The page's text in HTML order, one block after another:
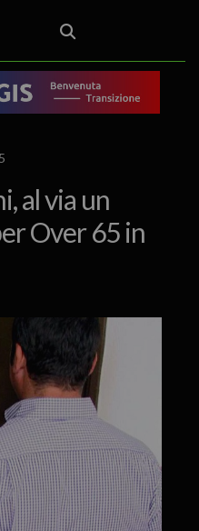
VICENZA E PROVINCIA
ATTUALITA’ POLITICA
– LIFESTYLE
CULTURA ARTE
al via un
Over 65 in